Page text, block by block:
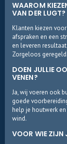
WAAROM
VAN DER LUGT?
Klanten kiezen
afspraken en een
en leveren
Zorgeloos geregeld.
DOEN JULLIE
VENEN?
Ja, wij voeren ook
goede
help je houtwerk
wind.
VOOR WIE ZIJN